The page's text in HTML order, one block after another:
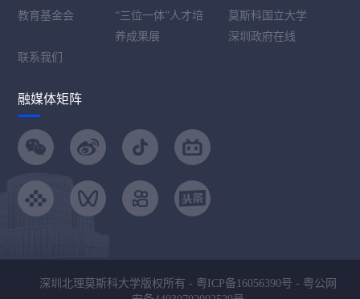
教育基金会
“三位一体”人才培
养成果展
联系我们
莫斯科国立大学
深圳政府在线
融媒体矩阵
深圳北理莫斯科大学版权所有 - 粤ICP备16056390号 - 粤公网